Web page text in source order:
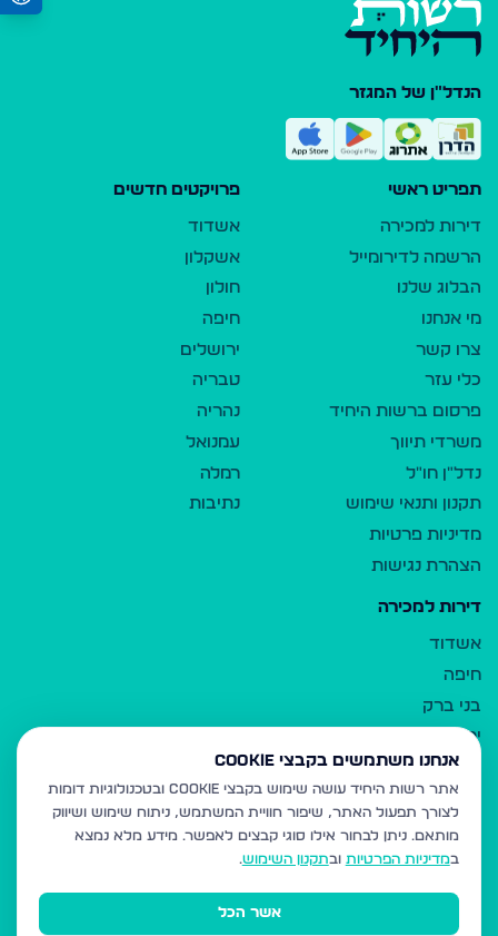
הנדל"ן של המגזר
תפריט ראשי
דירות למכירה
הרשמה לדירומייל
הבלוג שלנו
מי אנחנו
צרו קשר
כלי עזר
פרסום ברשות היחיד
משרדי תיווך
נדל"ן חו"ל
תקנון ותנאי שימוש
מדיניות פרטיות
הצהרת נגישות
פרויקטים חדשים
אשדוד
אשקלון
חולון
חיפה
ירושלים
טבריה
נהריה
עמנואל
רמלה
נתיבות
דירות למכירה
אשדוד
חיפה
בני ברק
ירושלים
אלעד
גבעת זאב
בית שמש
רכסים
מודיעין עילית
אנחנו משתמשים בקבצי Cookie
אתר רשות היחיד עושה שימוש בקבצי Cookie ובטכנולוגיות דומות
לצורך תפעול האתר, שיפור חוויית המשתמש, ניתוח שימוש ושיווק
מותאם. ניתן לבחור אילו סוגי קבצים לאפשר. מידע מלא נמצא
במדיניות הפרטיות ובתקנון השימוש.
אשר הכל